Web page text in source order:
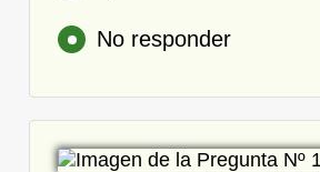
No responder